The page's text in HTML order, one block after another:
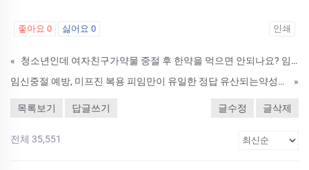
좋아요 0 싫어요 0 인쇄
«
청소년인데 여자친구가약물 중절 후 한약을 먹으면 안되나요? 임신중절술낙­태약 통관 임신했어요..정품자연유산약약물중절
임신중절 예방, 미프진 복용 피임만이 유일한 정답 유산되는약성분 복용후주의사항
»
목록보기 답글쓰기 글수정 글삭제
전체 35,551